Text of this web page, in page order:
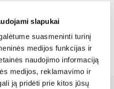
slapukai
suasmeninti turinį
medijos funkcijas ir
naudojimo informaciją
medijos, reklamavimo ir
ją pridėti prie kitos jūsų